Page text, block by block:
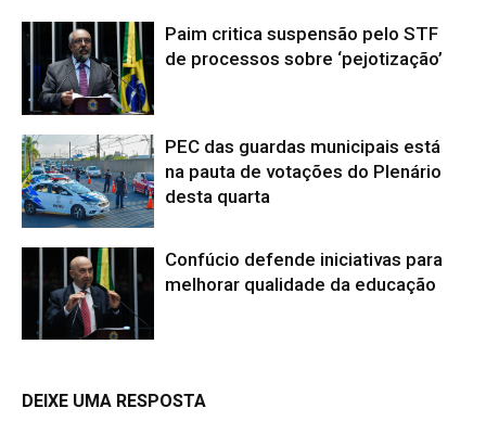
Paim critica suspensão pelo STF
de processos sobre ‘pejotização’
PEC das guardas municipais está
na pauta de votações do Plenário
desta quarta
Confúcio defende iniciativas para
melhorar qualidade da educação
DEIXE UMA RESPOSTA